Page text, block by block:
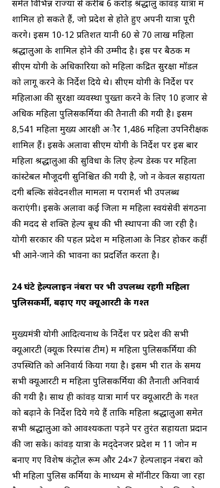
समेत विभिन्न राज्यों से करीब 6 करोड़ श्रद्धालु कांवड़ यात्रा में
शामिल हो सकते हैं, जो प्रदेश से हाेते हुए अपनी यात्रा पूरी
करेंगे। इसमें 10-12 प्रतिशत यानी 60 से 70 लाख महिला
श्रद्धालुओं के शामिल होने की उम्मीद है। इस पर बैठक में
सीएम योगी के अधिकारियों को महिला केंद्रित सुरक्षा मॉडल
को लागू करने के निर्देश दिये थे। सीएम योगी के निर्देश पर
महिलाओं की सुरक्षा व्यवस्था पुख्ता करने के लिए 10 हजार से
अधिक महिला पुलिसकर्मियों की तैनाती की गयी है। इसमें
8,541 महिला मुख्य आरक्षी अौर 1,486 महिला उपनिरीक्षक
शामिल हैं। इसके अलावा सीएम योगी के निर्देश पर इस बार
महिला श्रद्धालुओं की सुविधा के लिए हेल्प डेस्क पर महिला
कांस्टेबल मौजूदगी सुनिश्चित की गयी है, जो न केवल सहायता
देंगी बल्कि संवेदनशील मामलों में परामर्श भी उपलब्ध
कराएंगी। इसके अलावा कई जिलों में महिला स्वयंसेवी संगठनों
की मदद से शक्ति हेल्प बूथ की भी स्थापना की जा रही है।
योगी सरकार की पहल प्रदेश में महिलाओं के निडर होकर कहीं
भी आने-जाने की भावना का प्रदर्शित करता है।
24 घंटे हेल्पलाइन नंबरों पर भी उपलब्ध रहेंगी महिला
पुलिसकर्मी, बढ़ाए गए क्यूआरटी के गश्त
मुख्यमंत्री योगी आदित्यनाथ के निर्देश पर प्रदेश की सभी
क्यूआरटी (क्यूक रिस्पांस टीम) में महिला पुलिसकर्मियों की
उपस्थिति को अनिवार्य किया गया है। इसमें भी रात के समय
सभी क्यूआरटी में महिला पुलिसकर्मियों की तैनाती अनिवार्य
की गयी है। साथ ही कांवड़ यात्रा मार्ग पर क्यूआरटी के गश्त
को बढ़ाने के निर्देश दिये गये हैं ताकि महिला श्रद्धालुओं समेत
सभी श्रद्धालुओं को आवश्यकता पड़ने पर तुरंत सहायता प्रदान
की जा सके। कांवड़ यात्रा के मद्​देनजर प्रदेश में 11 जोन में
बनाए गए विशेष कंट्रोल रूम और 24×7 हेल्पलाइन नंबरों को
भी महिला पुलिस कर्मियों के माध्यम से मॉनीटर किया जा रहा